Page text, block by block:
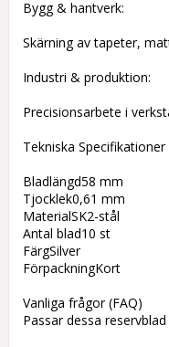
Bygg & hantverk:
Skärning av tapeter,
Industri & produktion:
Precisionsarbete i
Tekniska Specifikationer
Bladlängd58 mm
Tjocklek0,61 mm
MaterialSK2-stål
Antal blad10 st
FärgSilver
FörpackningKort
Vanliga frågor (FAQ)
Passar dessa